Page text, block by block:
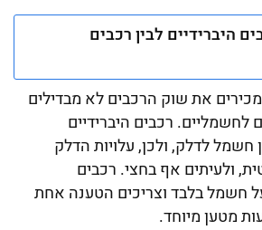
היברידיים לבין רכבים
את שוק הרכבים לא מבדילים
לחשמליים. רכבים היברידיים
חשמל לדלק, ולכן, עלויות הדלק
ולעיתים אף בחצי. רכבים
חשמל בלבד וצריכים הטענה אחת
מטען מיוחד.